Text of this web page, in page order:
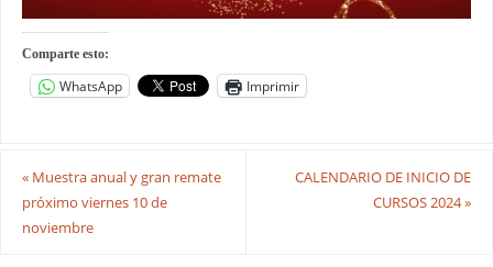
Comparte esto:
WhatsApp Imprimir
«Muestra anual y gran remate
próximo viernes 10 de
noviembre
CALENDARIO DE INICIO DE
CURSOS 2024»